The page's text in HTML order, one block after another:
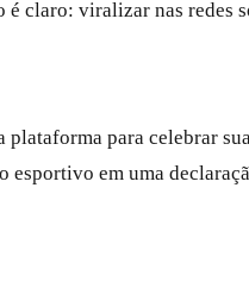
claro: viralizar nas redes
para celebrar
em uma